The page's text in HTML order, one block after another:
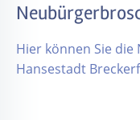
Hier können Sie
Hansestadt